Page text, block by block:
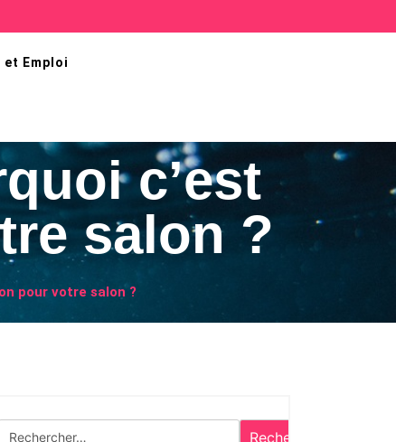
Emploi
c’est
salon ?
pour votre salon ?
Rechercher :